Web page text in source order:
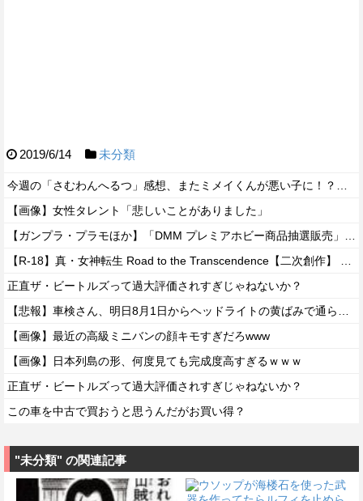
2019/6/14 未分類
【画像】女性タレント「悲しいことがありました」
正直ザ・ビートルズって過大評価されすぎじゃねないか？
【画像】最近の高級ミニバンの顔キモすぎだろwww
【画像】日本列島の形、何度見ても完成度高すぎるｗｗｗ
正直ザ・ビートルズって過大評価されすぎじゃねないか？
この車を中古で買おうと思うんだがお買い得？
"未分類" の関連記事